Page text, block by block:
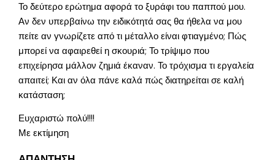
Το δεύτερο ερώτημα αφορά το ξυράφι του παππού μου.
Αν δεν υπερβαίνω την ειδικότητά σας θα ήθελα να μου
πείτε αν γνωρίζετε από τι μέταλλο είναι φτιαγμένο; Πώς
μπορεί να αφαιρεθεί η σκουριά; Το τρίψιμο που
επιχείρησα μάλλον ζημιά έκαναν. Το τρόχισμα τι εργαλεία
απαιτεί; Και αν όλα πάνε καλά πώς διατηρείται σε καλή
κατάσταση;
Ευχαριστώ πολύ!!!!
Με εκτίμηση